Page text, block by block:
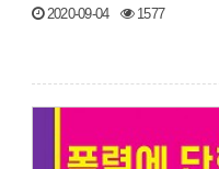
2020-09-04 1577